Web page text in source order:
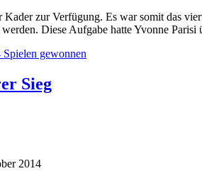
Kader zur Verfügung. Es war somit das
Diese Aufgabe hatte Yvonne Parisi
gewonnen
Sieg
2014